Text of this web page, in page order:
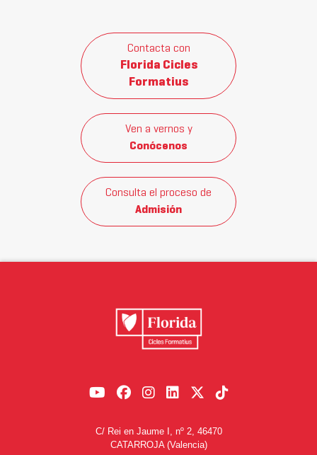
Contacta con
Florida Cicles
Formatius
Ven a vernos y
Conócenos
Consulta el proceso de
Admisión
C/ Rei en Jaume I, nº 2, 46470
CATARROJA (Valencia)